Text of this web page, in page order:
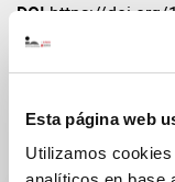
Esta página web
Utilizamos
DOIhttps://doi.org/
Research Groups